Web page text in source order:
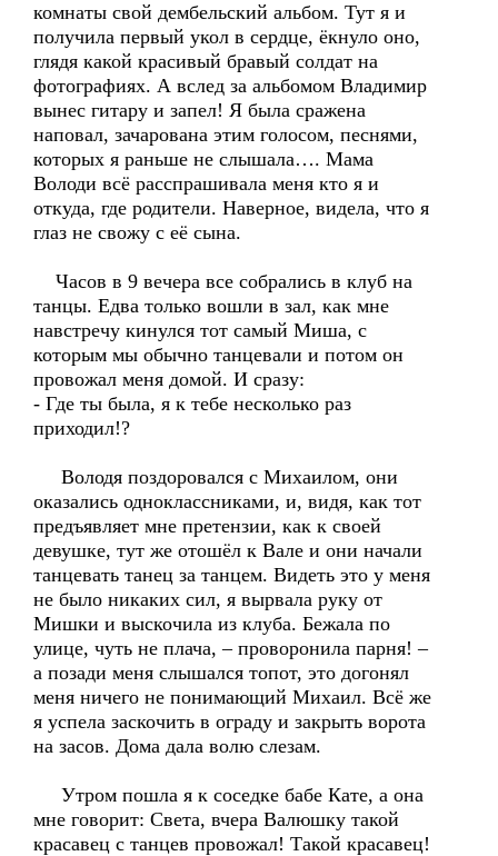
комнаты свой дембельский альбом. Тут я и
получила первый укол в сердце, ёкнуло оно,
глядя какой красивый бравый солдат на
фотографиях. А вслед за альбомом Владимир
вынес гитару и запел! Я была сражена
наповал, зачарована этим голосом, песнями,
которых я раньше не слышала…. Мама
Володи всё расспрашивала меня кто я и
откуда, где родители. Наверное, видела, что я
глаз не свожу с её сына.
Часов в 9 вечера все собрались в клуб на
танцы. Едва только вошли в зал, как мне
навстречу кинулся тот самый Миша, с
которым мы обычно танцевали и потом он
провожал меня домой. И сразу:
- Где ты была, я к тебе несколько раз
приходил!?
Володя поздоровался с Михаилом, они
оказались одноклассниками, и, видя, как тот
предъявляет мне претензии, как к своей
девушке, тут же отошёл к Вале и они начали
танцевать танец за танцем. Видеть это у меня
не было никаких сил, я вырвала руку от
Мишки и выскочила из клуба. Бежала по
улице, чуть не плача, – проворонила парня! –
а позади меня слышался топот, это догонял
меня ничего не понимающий Михаил. Всё же
я успела заскочить в ограду и закрыть ворота
на засов. Дома дала волю слезам.
Утром пошла я к соседке бабе Кате, а она
мне говорит: Света, вчера Валюшку такой
красавец с танцев провожал! Такой красавец!